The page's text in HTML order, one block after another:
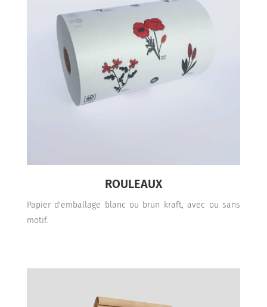
ROULEAUX
Papier d'emballage blanc ou brun kraft, avec ou sans
motif.